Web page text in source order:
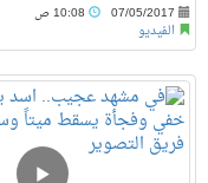
07/05/2017
الفيديو